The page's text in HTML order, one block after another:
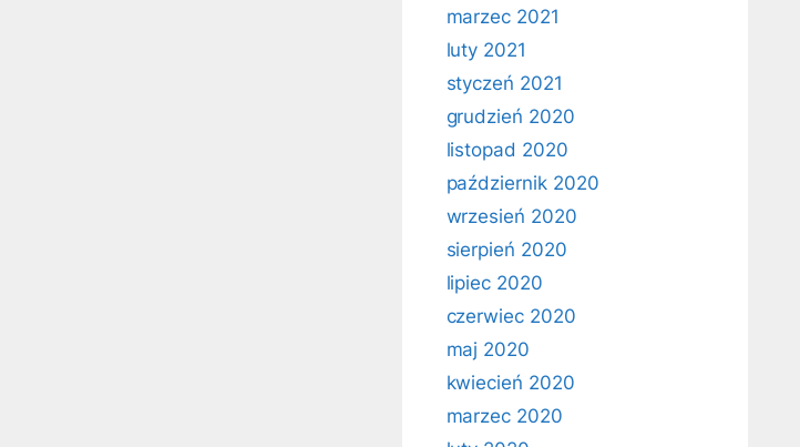
marzec 2021
luty 2021
styczeń 2021
grudzień 2020
listopad 2020
październik 2020
wrzesień 2020
sierpień 2020
lipiec 2020
czerwiec 2020
maj 2020
kwiecień 2020
marzec 2020